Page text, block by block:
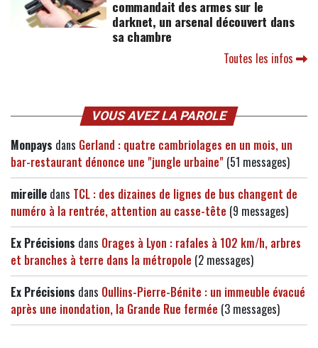
commandait des armes sur le
darknet, un arsenal découvert dans
sa chambre
Toutes les infos
VOUS AVEZ LA PAROLE
Monpays dans Gerland : quatre cambriolages en un mois, un
bar-restaurant dénonce une "jungle urbaine" (51 messages)
mireille dans TCL : des dizaines de lignes de bus changent de
numéro à la rentrée, attention au casse-tête (9 messages)
Ex Précisions dans Orages à Lyon : rafales à 102 km/h, arbres
et branches à terre dans la métropole (2 messages)
Ex Précisions dans Oullins-Pierre-Bénite : un immeuble évacué
après une inondation, la Grande Rue fermée (3 messages)